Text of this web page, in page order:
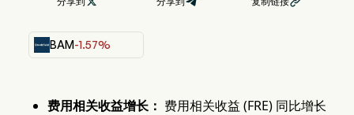
BAM-1.57%
费用相关收益增长： 费用相关收益 (FRE) 同比增长